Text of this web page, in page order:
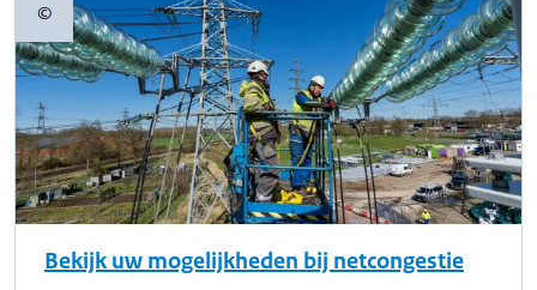
©Copyrightinformatie
Bekijk uw mogelijkheden bij netcongestie